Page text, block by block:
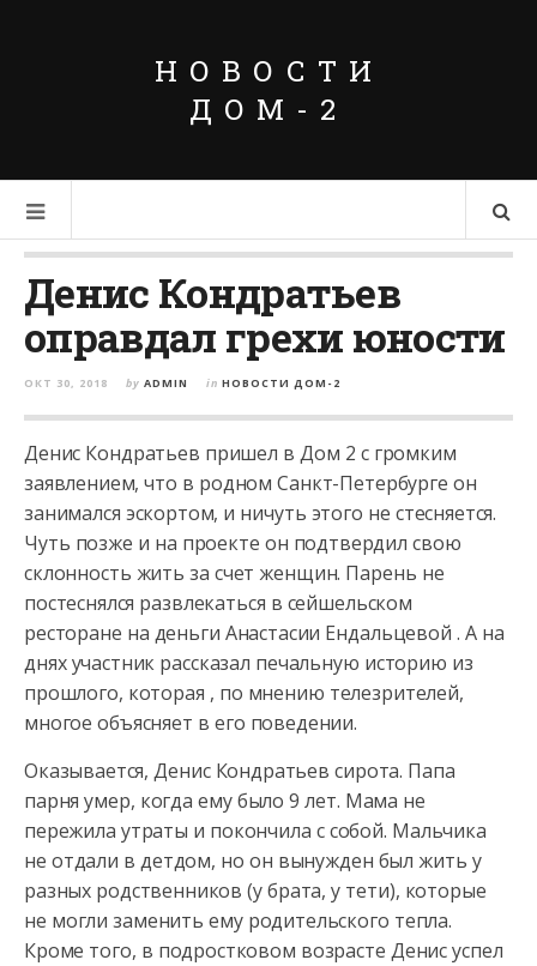
НОВОСТИ
ДОМ-2
Денис Кондратьев
оправдал грехи юности
ОКТ 30, 2018 by ADMIN in НОВОСТИ ДОМ-2
Денис Кондратьев пришел в Дом 2 с громким
заявлением, что в родном Санкт-Петербурге он
занимался эскортом, и ничуть этого не стесняется.
Чуть позже и на проекте он подтвердил свою
склонность жить за счет женщин. Парень не
постеснялся развлекаться в сейшельском
ресторане на деньги Анастасии Ендальцевой . А на
днях участник рассказал печальную историю из
прошлого, которая , по мнению телезрителей,
многое объясняет в его поведении.
Оказывается, Денис Кондратьев сирота. Папа
парня умер, когда ему было 9 лет. Мама не
пережила утраты и покончила с собой. Мальчика
не отдали в детдом, но он вынужден был жить у
разных родственников (у брата, у тети), которые
не могли заменить ему родительского тепла.
Кроме того, в подростковом возрасте Денис успел